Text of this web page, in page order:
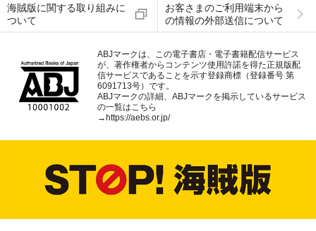
海賊版に関する取り組みに
ついて
お客さまのご利用端末から
の情報の外部送信について
ABJマークは、この電子書店・電子書籍配信サービス
が、著作権者からコンテンツ使用許諾を得た正規版配
信サービスであることを示す登録商標（登録番号 第
6091713号）です。
ABJマークの詳細、ABJマークを掲示しているサービス
の一覧はこちら
→https://aebs.or.jp/